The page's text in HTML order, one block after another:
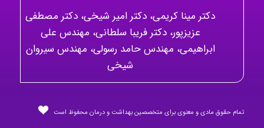
دکتر مینا کریمی، دکتر امیر شیخی، دکتر مصطفی
عزیزپور، دکتر فریبا سلطانی، مهندس علی
ابراهیمی، مهندس حامد رسولی، مهندس سیروان
شیخی
تمام حقوق مادی و معنوی برای متخصصین بهداشت و درمان محفوظ است